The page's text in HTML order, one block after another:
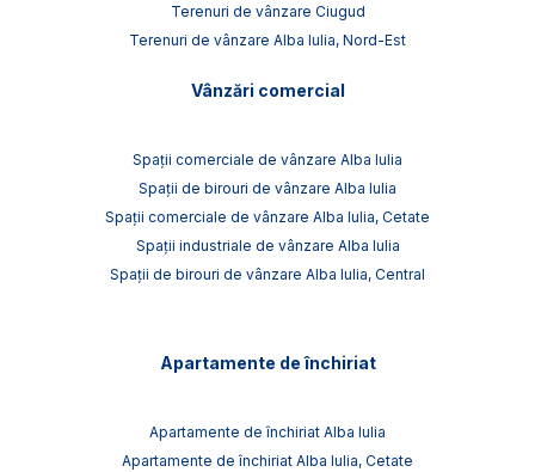
Terenuri de vânzare Ciugud
Terenuri de vânzare Alba Iulia, Nord-Est
Vânzări comercial
Spații comerciale de vânzare Alba Iulia
Spații de birouri de vânzare Alba Iulia
Spații comerciale de vânzare Alba Iulia, Cetate
Spații industriale de vânzare Alba Iulia
Spații de birouri de vânzare Alba Iulia, Central
Apartamente de închiriat
Apartamente de închiriat Alba Iulia
Apartamente de închiriat Alba Iulia, Cetate